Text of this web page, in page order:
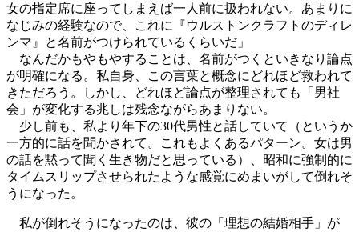
女の指定席に座ってしまえば一人前に扱われない。あまりに
なじみの経験なので、これに『ウルストンクラフトのディレ
ンマ』と名前がつけられているくらいだ」
なんだかもやもやすることは、名前がつくといきなり論点
が明確になる。私自身、この言葉と概念にどれほど救われて
きただろう。しかし、どれほど論点が整理されても「男社
会」が変化する兆しは残念ながらあまりない。
少し前も、私より年下の30代男性と話していて（というか
一方的に話を聞かされて。これもよくあるパターン。女は男
の話を黙って聞く生き物だと思っている）、昭和に強制的に
タイムスリップさせられたような感覚にめまいがして倒れそ
うになった。
私が倒れそうになったのは、彼の「理想の結婚相手」が